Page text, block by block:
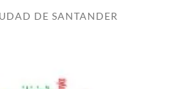
DE SANTANDER